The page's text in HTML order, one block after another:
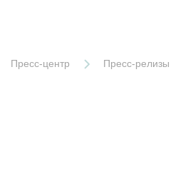
Пресс-центр Пресс-релизы